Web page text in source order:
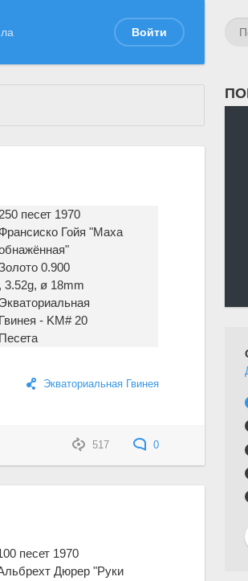
Войти
250 песет 1970
Франсиско Гойя "Маха
0.900
, 3.52g, ø 18mm
Экваториальная
Гвинея - KM# 20
Песета
Экваториальная Гвинея
517 0
песет 1970
Дюрер "Руки